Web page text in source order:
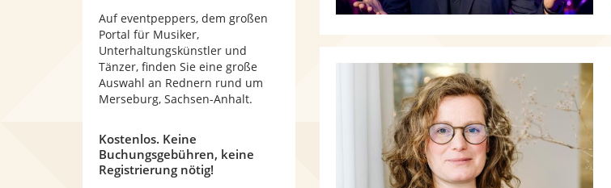
Auf eventpeppers, dem großen
Portal für Musiker,
Unterhaltungskünstler und
Tänzer, finden Sie eine große
Auswahl an Rednern rund um
Merseburg, Sachsen-Anhalt.
Kostenlos. Keine
Buchungsgebühren, keine
Registrierung nötig!